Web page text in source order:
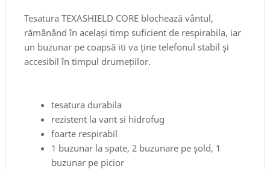
Tesatura TEXASHIELD CORE blochează vântul,
rămânând în același timp suficient de respirabila, iar
un buzunar pe coapsă iti va ține telefonul stabil și
accesibil în timpul drumețiilor.
tesatura durabila
rezistent la vant si hidrofug
foarte respirabil
1 buzunar la spate, 2 buzunare pe șold, 1
buzunar pe picior